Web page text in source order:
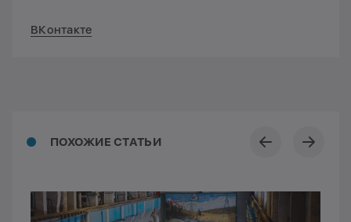
ВКонтакте
ПОХОЖИЕ СТАТЬИ